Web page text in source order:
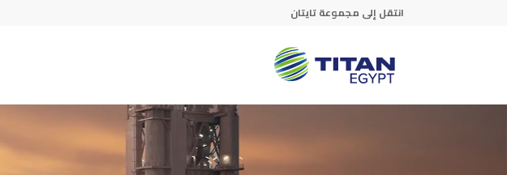
Skip to main contentانتقل إلى مجموعة تايتان